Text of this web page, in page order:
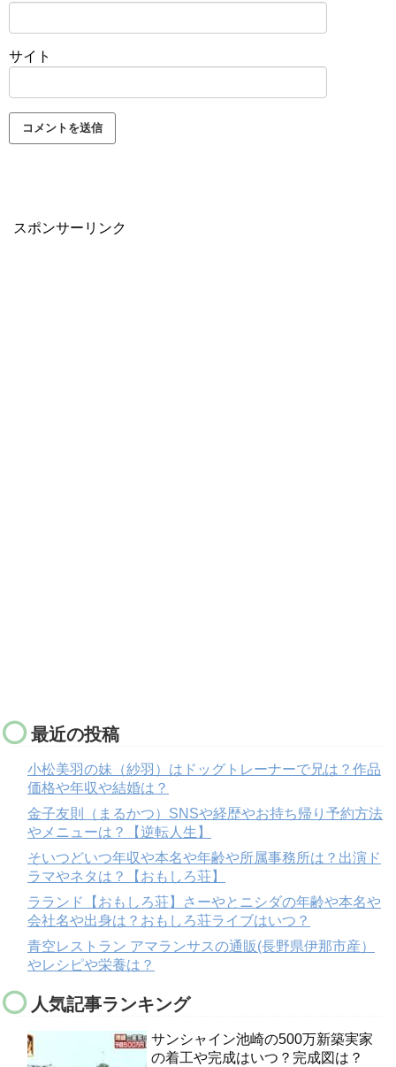
サイト
スポンサーリンク
最近の投稿
小松美羽の妹（紗羽）はドッグトレーナーで兄は？作品
価格や年収や結婚は？
金子友則（まるかつ）SNSや経歴やお持ち帰り予約方法
やメニューは？【逆転人生】
そいつどいつ年収や本名や年齢や所属事務所は？出演ド
ラマやネタは？【おもしろ荘】
ラランド【おもしろ荘】さーやとニシダの年齢や本名や
会社名や出身は？おもしろ荘ライブはいつ？
青空レストラン アマランサスの通販(長野県伊那市産）
やレシピや栄養は？
人気記事ランキング
サンシャイン池崎の500万新築実家
の着工や完成はいつ？完成図は？